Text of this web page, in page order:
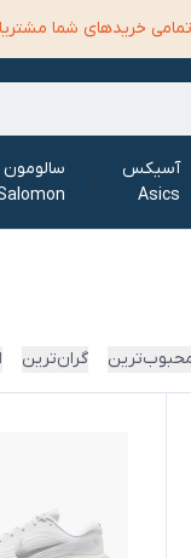
خرید‌های شما
آسیکس
Asics
سالومون
گران‌ترین